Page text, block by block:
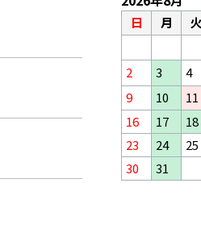
日 月 火
2
3 4
9
10 11
16
17 18
23
24 25
30
31